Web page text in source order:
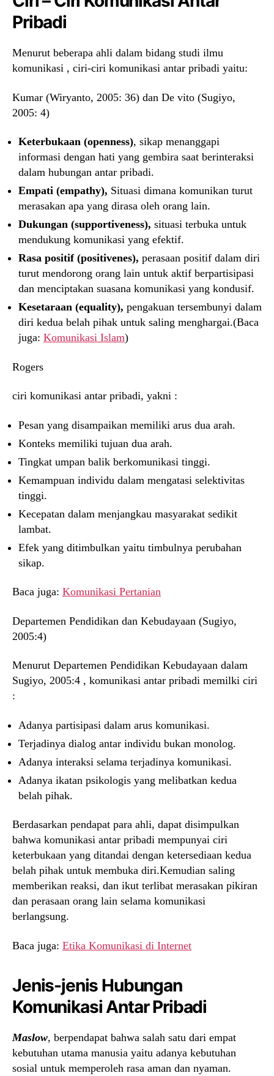
Pribadi
Menurut beberapa ahli dalam bidang studi ilmu
komunikasi , ciri-ciri komunikasi antar pribadi yaitu:
Kumar (Wiryanto, 2005: 36) dan De vito (Sugiyo,
2005: 4)
Keterbukaan (openness), sikap menanggapi
informasi dengan hati yang gembira saat berinteraksi
dalam hubungan antar pribadi.
Empati (empathy), Situasi dimana komunikan turut
merasakan apa yang dirasa oleh orang lain.
Dukungan (supportiveness), situasi terbuka untuk
mendukung komunikasi yang efektif.
Rasa positif (positivenes), perasaan positif dalam diri
turut mendorong orang lain untuk aktif berpartisipasi
dan menciptakan suasana komunikasi yang kondusif.
Kesetaraan (equality), pengakuan tersembunyi dalam
diri kedua belah pihak untuk saling menghargai.(Baca
juga: Komunikasi Islam)
Rogers
ciri komunikasi antar pribadi, yakni :
Pesan yang disampaikan memiliki arus dua arah.
Konteks memiliki tujuan dua arah.
Tingkat umpan balik berkomunikasi tinggi.
Kemampuan individu dalam mengatasi selektivitas
tinggi.
Kecepatan dalam menjangkau masyarakat sedikit
lambat.
Efek yang ditimbulkan yaitu timbulnya perubahan
sikap.
Baca juga: Komunikasi Pertanian
Departemen Pendidikan dan Kebudayaan (Sugiyo,
2005:4)
Menurut Departemen Pendidikan Kebudayaan dalam
Sugiyo, 2005:4 , komunikasi antar pribadi memilki ciri
:
Adanya partisipasi dalam arus komunikasi.
Terjadinya dialog antar individu bukan monolog.
Adanya interaksi selama terjadinya komunikasi.
Adanya ikatan psikologis yang melibatkan kedua
belah pihak.
Berdasarkan pendapat para ahli, dapat disimpulkan
bahwa komunikasi antar pribadi mempunyai ciri
keterbukaan yang ditandai dengan ketersediaan kedua
belah pihak untuk membuka diri.Kemudian saling
memberikan reaksi, dan ikut terlibat merasakan pikiran
dan perasaan orang lain selama komunikasi
berlangsung.
Baca juga: Etika Komunikasi di Internet
Jenis-jenis Hubungan
Komunikasi Antar Pribadi
Maslow, berpendapat bahwa salah satu dari empat
kebutuhan utama manusia yaitu adanya kebutuhan
sosial untuk memperoleh rasa aman dan nyaman.